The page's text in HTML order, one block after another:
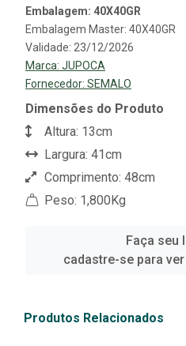
Embalagem: 40X40GR
Embalagem Master: 40X40GR
Validade: 23/12/2026
Marca: JUPOCA
Fornecedor: SEMALO
Dimensões do Produto
Altura: 13cm
Largura: 41cm
Comprimento: 48cm
Peso: 1,800Kg
Faça seu
cadastre-se para
Produtos Relacionados